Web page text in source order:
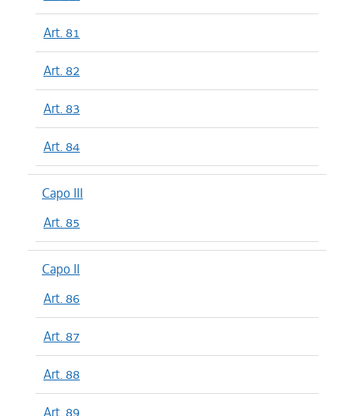
Art. 81
Art. 82
Art. 83
Art. 84
Capo III
Art. 85
Capo II
Art. 86
Art. 87
Art. 88
Art. 89